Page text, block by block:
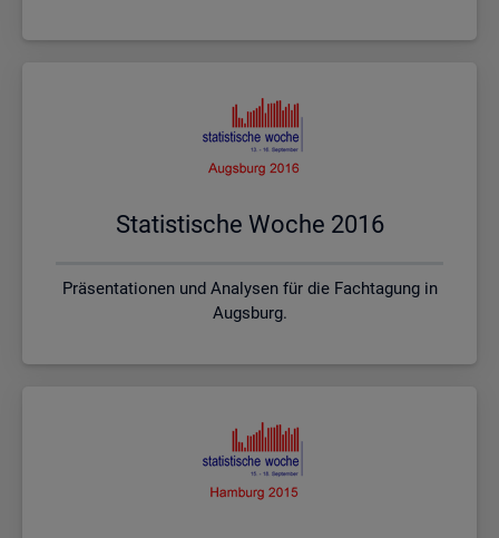
Sta­tis­ti­sche Woche 2016
Präsentationen und Analysen für die Fachtagung in
Augsburg.